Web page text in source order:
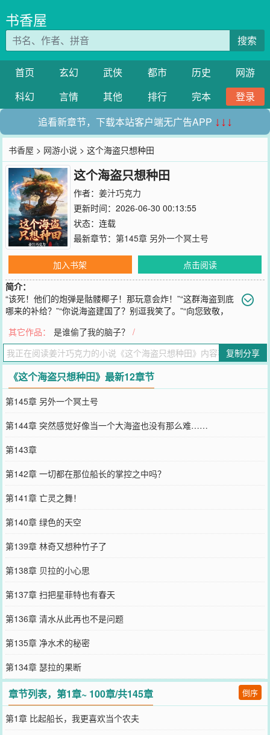
书香屋
搜索
首页 玄幻 武侠 都市 历史
网游
科幻
言情 其他 排行 完本
登录
追看新章节，下载本站客户端无广告APP ↓↓↓
书香屋 > 网游小说 > 这个海盗只想种田
这个海盗只想种田
作者： 姜汁巧克力
更新时间：2026-06-30 00:13:55
状态：连载
最新章节： 第145章 另外一个冥土号
加入书架
点击阅读
简介：
“该死！他们的炮弹是骷髅椰子！那玩意会炸！”“这群海盗到底
哪来的补给？”“你说海盗建国了？别逗我笑了。”“向您致敬，
出了老农一样的笑容。别人打生打死和他没关系，他就想种种田旅旅
游，在幽灵船上种田正好两者能一起满足。所以，今天种点什么好
呢？
您要是觉得《这个海盗只想种田》还不错的话请不要忘记向您QQ群和
微博微信里的朋友推荐哦！
其它作品： 是谁偷了我的脑子？
/
复制分享
《这个海盗只想种田》最新12章节
第145章 另外一个冥土号
第144章 突然感觉好像当一个大海盗也没有那么难……
第143章
第142章 一切都在那位船长的掌控之中吗？
第141章 亡灵之舞！
第140章 绿色的天空
第139章 林奇又想种竹子了
第138章 贝拉的小心思
第137章 扫把星菲特也有春天
第136章 清水从此再也不是问题
第135章 净水术的秘密
第134章 瑟拉的果断
章节列表，第1章~ 100章/共145章 倒序
第1章 比起船长，我更喜欢当个农夫